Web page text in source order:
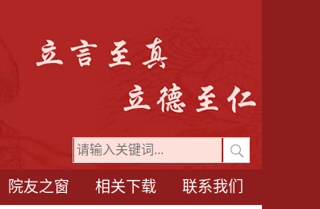
院友之窗 相关下载 联系我们